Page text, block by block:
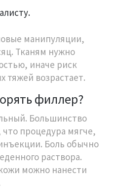
манипуляции,
Тканям нужно
иначе риск
тяжей возрастает.
филлер?
Большинство
процедура мягче,
Боль обычно
раствора.
можно нанести